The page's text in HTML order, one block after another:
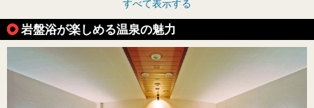
すべて表示する
岩盤浴が楽しめる温泉の魅力